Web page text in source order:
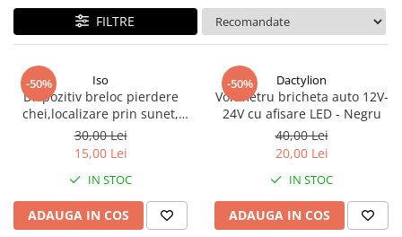
FILTRE
-50% Iso
Dispozitiv breloc pierdere
chei,localizare prin sunet,
mini lanterna LED - Negru
30,00 Lei
15,00 Lei
IN STOC
ADAUGA IN COS
-50% Dactylion
Voltmetru bricheta auto 12V-
24V cu afisare LED - Negru
40,00 Lei
20,00 Lei
IN STOC
ADAUGA IN COS